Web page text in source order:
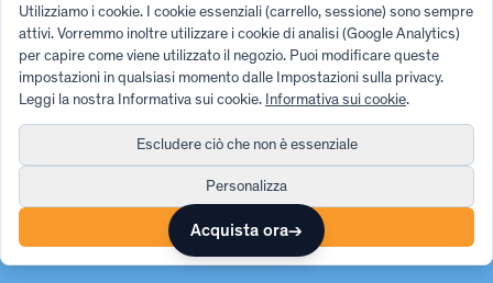
Acquista ora→
Utilizziamo i cookie. I cookie essenziali (carrello, sessione) sono sempre
attivi. Vorremmo inoltre utilizzare i cookie di analisi (Google Analytics)
per capire come viene utilizzato il negozio. Puoi modificare queste
impostazioni in qualsiasi momento dalle Impostazioni sulla privacy.
Leggi la nostra Informativa sui cookie. Informativa sui cookie.
Escludere ciò che non è essenziale
Personalizza
Accetta tutto